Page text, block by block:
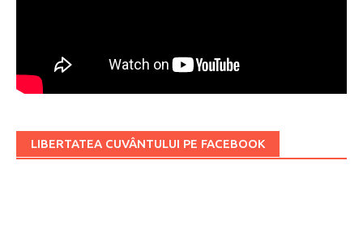
LIBERTATEA CUVÂNTULUI PE FACEBOOK